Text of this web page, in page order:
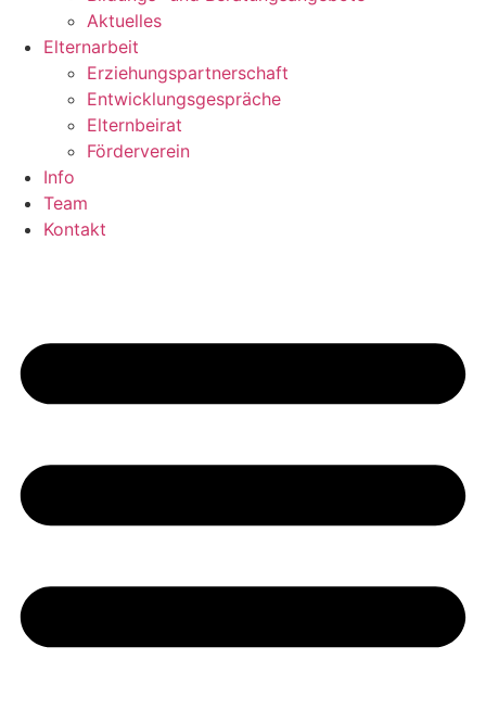
Aktuelles
Elternarbeit
Erziehungspartnerschaft
Entwicklungsgespräche
Elternbeirat
Förderverein
Info
Team
Kontakt